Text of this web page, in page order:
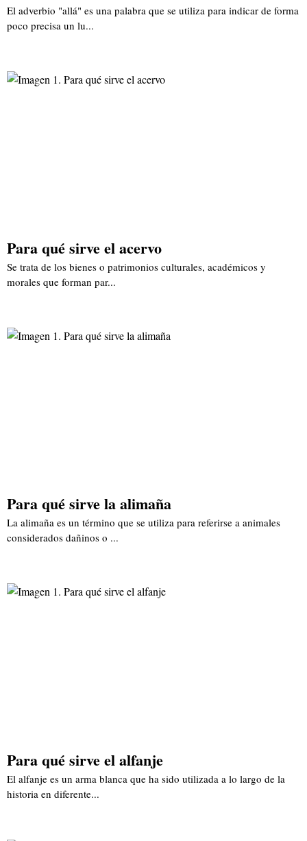
El adverbio "allá" es una palabra que se utiliza para indicar de forma
poco precisa un lu...
Para qué sirve el acervo
Se trata de los bienes o patrimonios culturales, académicos y
morales que forman par...
Para qué sirve la alimaña
La alimaña es un término que se utiliza para referirse a animales
considerados dañinos o ...
Para qué sirve el alfanje
El alfanje es un arma blanca que ha sido utilizada a lo largo de la
historia en diferente...